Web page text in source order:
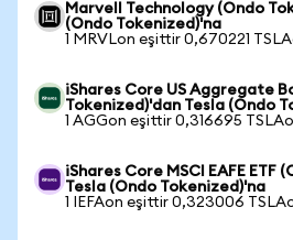
Marvell Technology (Ondo
(Ondo Tokenized)'na
1 MRVLon eşittir 0,670221
iShares Core US Aggregate
Tokenized)'dan Tesla (Ondo
1 AGGon eşittir 0,316695
iShares Core MSCI EAFE ETF
Tesla (Ondo Tokenized)'na
1 IEFAon eşittir 0,323006